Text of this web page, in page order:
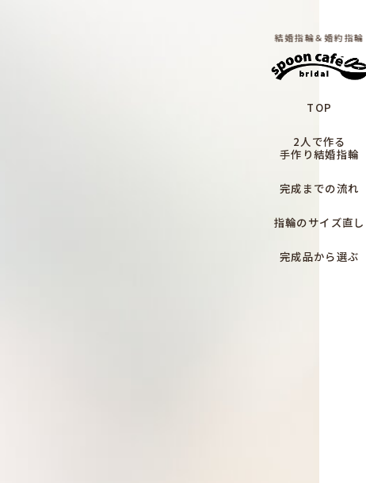
結婚指輪＆婚約指輪
TOP
2人で作る
手作り結婚指輪
完成までの流れ
指輪のサイズ直し
完成品から選ぶ